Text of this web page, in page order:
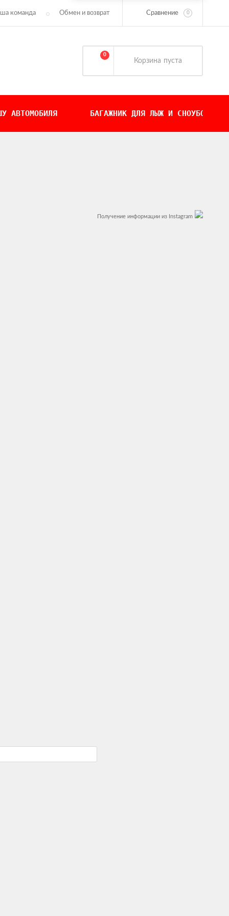
команда Обмен и возврат Сравнение 0
0
Корзина пуста
АВТОМОБИЛЯ БАГАЖНИК ДЛЯ ЛЫЖ И СНОУБОРДОВ
Получение информации из Instagram